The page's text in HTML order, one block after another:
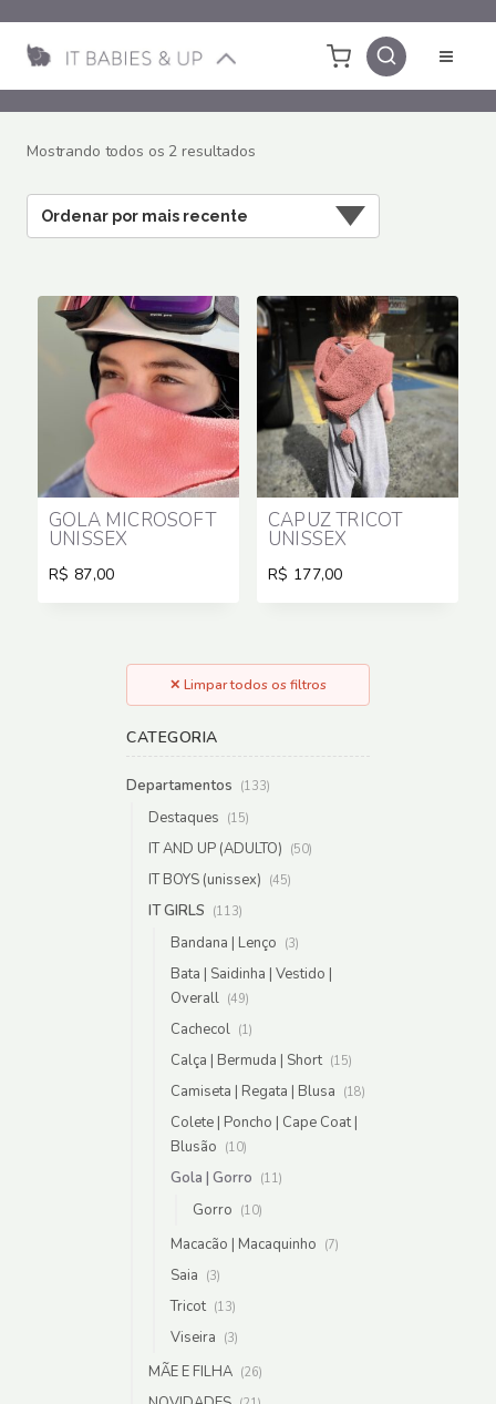
para
Conteúdo
Mostrando todos os 2 resultadosClassificado
mais
GOLA MICROSOFT
UNISSEX
R$ 87,00
CAPUZ TRICOT
UNISSEX
R$ 177,00
✕ Limpar todos os filtros
CATEGORIA
Departamentos (133)
Destaques (15)
IT AND UP (ADULTO) (50)
IT BOYS (unissex) (45)
IT GIRLS (113)
Bandana | Lenço (3)
Bata | Saidinha | Vestido |
Overall (49)
Cachecol (1)
Calça | Bermuda | Short (15)
Camiseta | Regata | Blusa (18)
Colete | Poncho | Cape Coat |
Blusão (10)
Gola | Gorro (11)
Gorro (10)
Macacão | Macaquinho (7)
Saia (3)
Tricot (13)
Viseira (3)
MÃE E FILHA (26)